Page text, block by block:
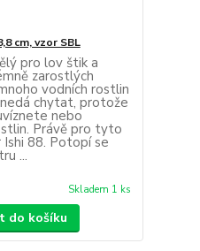
cm, vzor SBL
pro lov štik a
zarostlých
vodních rostlin
chytat, protože
nebo
Právě pro tyto
88. Potopí se
...
Skladem 1 ks
do košíku